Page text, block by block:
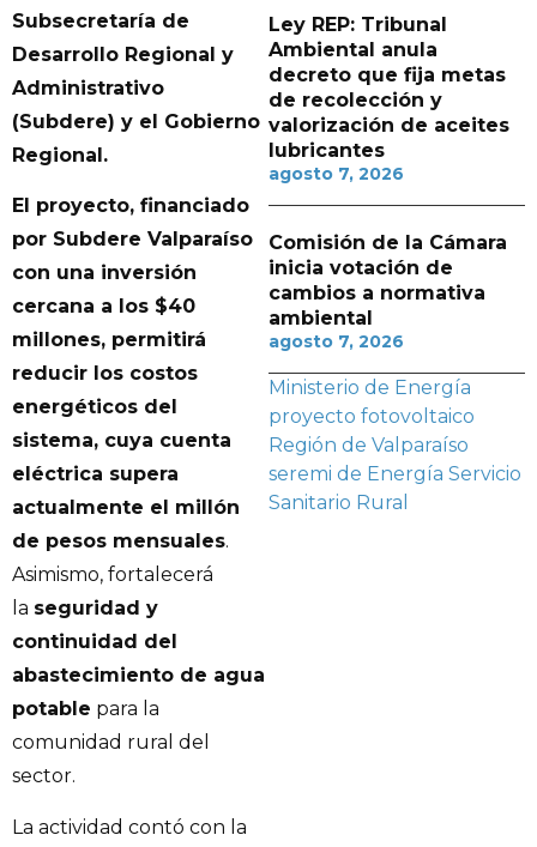
Subsecretaría de
Desarrollo Regional y
Administrativo
(Subdere) y el Gobierno
Regional.
El proyecto, financiado
por Subdere Valparaíso
con una inversión
cercana a los $40
millones, permitirá
reducir los costos
energéticos del
sistema, cuya cuenta
eléctrica supera
actualmente el millón
de pesos mensuales.
Asimismo, fortalecerá
la seguridad y
continuidad del
abastecimiento de agua
potable para la
comunidad rural del
sector.
La actividad contó con la
Ley REP: Tribunal
Ambiental anula
decreto que fija metas
de recolección y
valorización de aceites
lubricantes
agosto 7, 2026
Comisión de la Cámara
inicia votación de
cambios a normativa
ambiental
agosto 7, 2026
Ministerio de Energía
proyecto fotovoltaico
Región de Valparaíso
seremi de Energía Servicio
Sanitario Rural